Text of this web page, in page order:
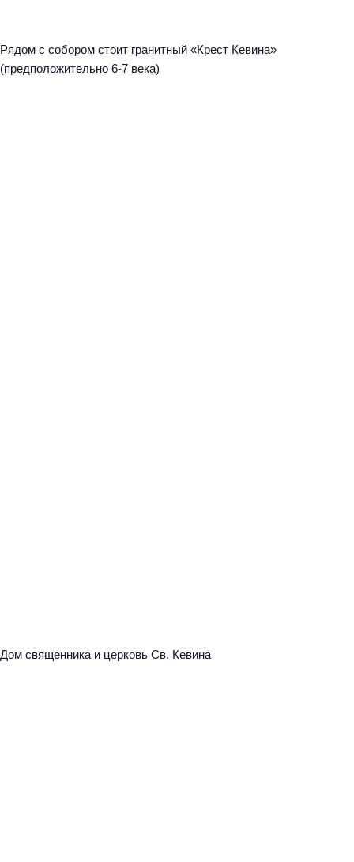
Рядом с собором стоит гранитный «Крест Кевина»
(предположительно 6-7 века)
Дом священника и церковь Св. Кевина